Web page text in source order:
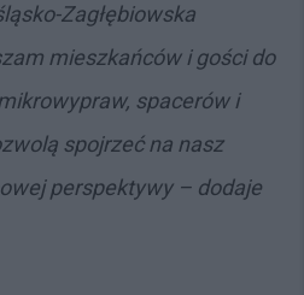
Zagłębiowska
mieszkańców i gości do
spacerów i
spojrzeć na nasz
perspektywy – dodaje